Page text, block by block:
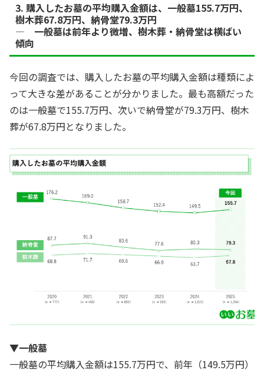
3. 購入したお墓の平均購入金額は、一般墓155.7万円、
樹木葬67.8万円、納骨堂79.3万円
― 一般墓は前年より微増、樹木葬・納骨堂は横ばい
傾向
今回の調査では、購入したお墓の平均購入金額は種類によ
って大きな差があることが分かりました。最も高額だった
のは一般墓で155.7万円、次いで納骨堂が79.3万円、樹木
葬が67.8万円となりました。
▼一般墓
一般墓の平均購入金額は155.7万円で、前年（149.5万円）